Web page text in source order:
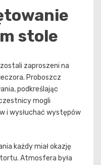
stole
zaproszeni na
Proboszcz
podkreślając
mogli
i wysłuchać występów
każdy miał okazję
Atmosfera była